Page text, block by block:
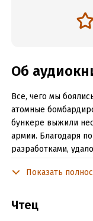
Об
Все, чего мы
атомные
бункере выжили
армии. Благодаря
разработками,
уничтожают
Показать
Чтец